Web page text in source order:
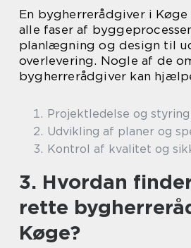
En bygherrerådgiver i
alle faser af
planlægning og design til
overlevering. Nogle af de
bygherrerådgiver kan
Projektledelse og
Udvikling af planer og
Kontrol af kvalitet og
3. Hvordan
rette
Køge?